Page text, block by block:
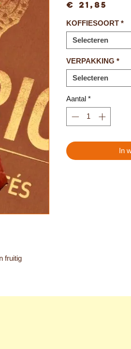
fruitig
€ 21,85
KOFFIESOORT *
Selecteren
VERPAKKING *
Selecteren
Aantal *
In